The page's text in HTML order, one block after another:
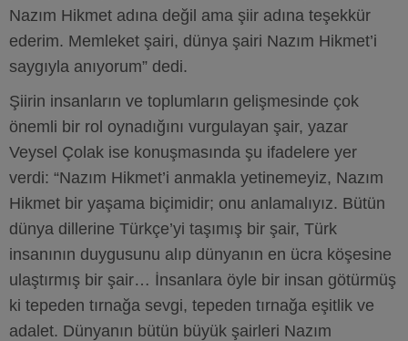
Nazım Hikmet adına değil ama şiir adına teşekkür
ederim. Memleket şairi, dünya şairi Nazım Hikmet’i
saygıyla anıyorum” dedi.
Şiirin insanların ve toplumların gelişmesinde çok
önemli bir rol oynadığını vurgulayan şair, yazar
Veysel Çolak ise konuşmasında şu ifadelere yer
verdi: “Nazım Hikmet’i anmakla yetinemeyiz, Nazım
Hikmet bir yaşama biçimidir; onu anlamalıyız. Bütün
dünya dillerine Türkçe’yi taşımış bir şair, Türk
insanının duygusunu alıp dünyanın en ücra köşesine
ulaştırmış bir şair… İnsanlara öyle bir insan götürmüş
ki tepeden tırnağa sevgi, tepeden tırnağa eşitlik ve
adalet. Dünyanın bütün büyük şairleri Nazım